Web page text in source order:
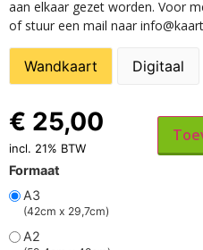
aan elkaar gezet worden. Voor
of stuur een mail naar
Wandkaart Digitaal
Formaat
A3
(42cm x 29,7cm)
A2
€ 25,00
incl. 21% BTW